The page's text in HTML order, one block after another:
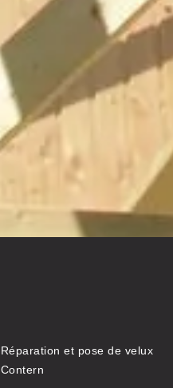
Réparation et pose de velux
Contern